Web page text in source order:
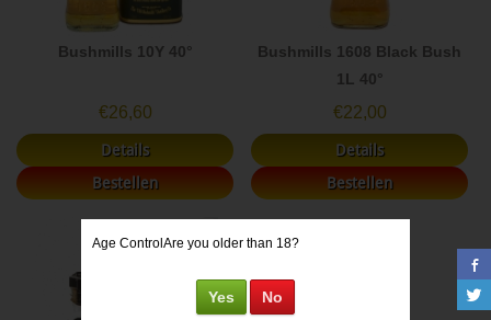
Age Control Are you older than 18?
Yes No
Bushmills 10Y 40°
€26,60
Details
Bestellen
Bushmills 1608 Black Bush
1L 40°
€22,00
Details
Bestellen